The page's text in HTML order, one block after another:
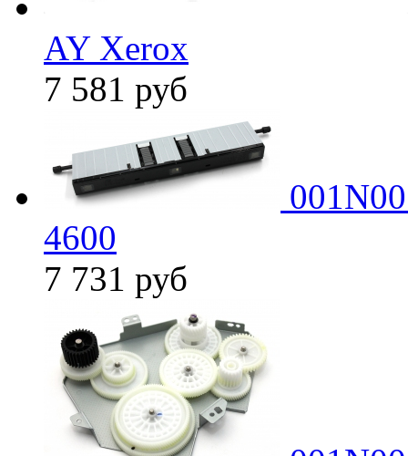
AY Xerox
7 581 руб
4600
7 731 руб